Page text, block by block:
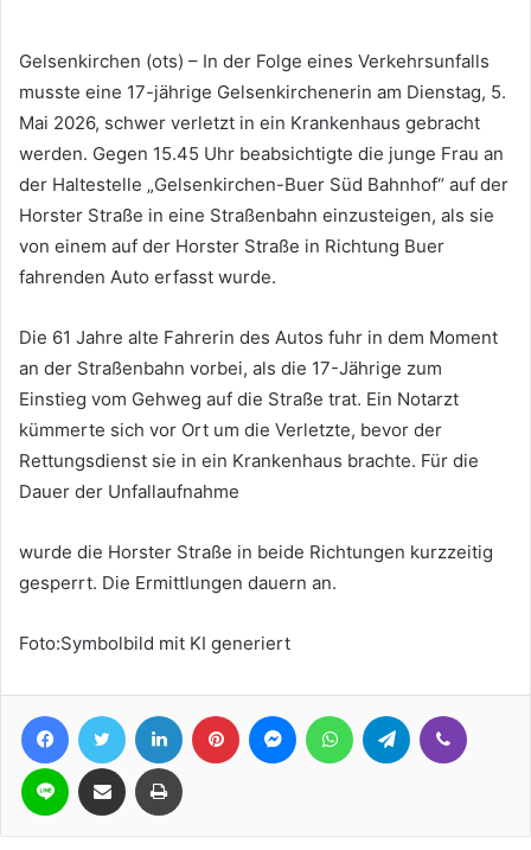
Gelsenkirchen (ots) – In der Folge eines Verkehrsunfalls
musste eine 17-jährige Gelsenkirchenerin am Dienstag, 5.
Mai 2026, schwer verletzt in ein Krankenhaus gebracht
werden. Gegen 15.45 Uhr beabsichtigte die junge Frau an
der Haltestelle „Gelsenkirchen-Buer Süd Bahnhof“ auf der
Horster Straße in eine Straßenbahn einzusteigen, als sie
von einem auf der Horster Straße in Richtung Buer
fahrenden Auto erfasst wurde.
Die 61 Jahre alte Fahrerin des Autos fuhr in dem Moment
an der Straßenbahn vorbei, als die 17-Jährige zum
Einstieg vom Gehweg auf die Straße trat. Ein Notarzt
kümmerte sich vor Ort um die Verletzte, bevor der
Rettungsdienst sie in ein Krankenhaus brachte. Für die
Dauer der Unfallaufnahme
wurde die Horster Straße in beide Richtungen kurzzeitig
gesperrt. Die Ermittlungen dauern an.
Foto:Symbolbild mit KI generiert
FacebookTwitter LinkedIn Pinterest MessengerWhatsAppTelegram
Line Teile per E-Mail Drucken